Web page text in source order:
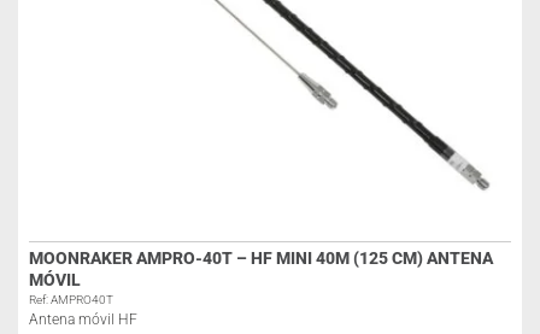
MOONRAKER AMPRO-40T – HF MINI 40M (125 CM) ANTENA
MÓVIL
Ref: AMPRO40T
Antena móvil HF